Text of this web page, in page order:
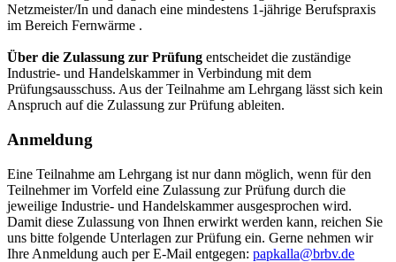
Netzmeister/In und danach eine mindestens 1-jährige Berufspraxis
im Bereich Fernwärme .
Über die Zulassung zur Prüfung entscheidet die zuständige
Industrie- und Handelskammer in Verbindung mit dem
Prüfungsausschuss. Aus der Teilnahme am Lehrgang lässt sich kein
Anspruch auf die Zulassung zur Prüfung ableiten.
Anmeldung
Eine Teilnahme am Lehrgang ist nur dann möglich, wenn für den
Teilnehmer im Vorfeld eine Zulassung zur Prüfung durch die
jeweilige Industrie- und Handelskammer ausgesprochen wird.
Damit diese Zulassung von Ihnen erwirkt werden kann, reichen Sie
uns bitte folgende Unterlagen zur Prüfung ein. Gerne nehmen wir
Ihre Anmeldung auch per E-Mail entgegen: papkalla@brbv.de